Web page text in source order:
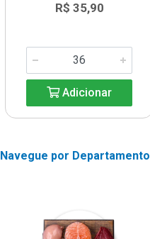
R$ 35,90
Adicionar
Navegue por Departamento